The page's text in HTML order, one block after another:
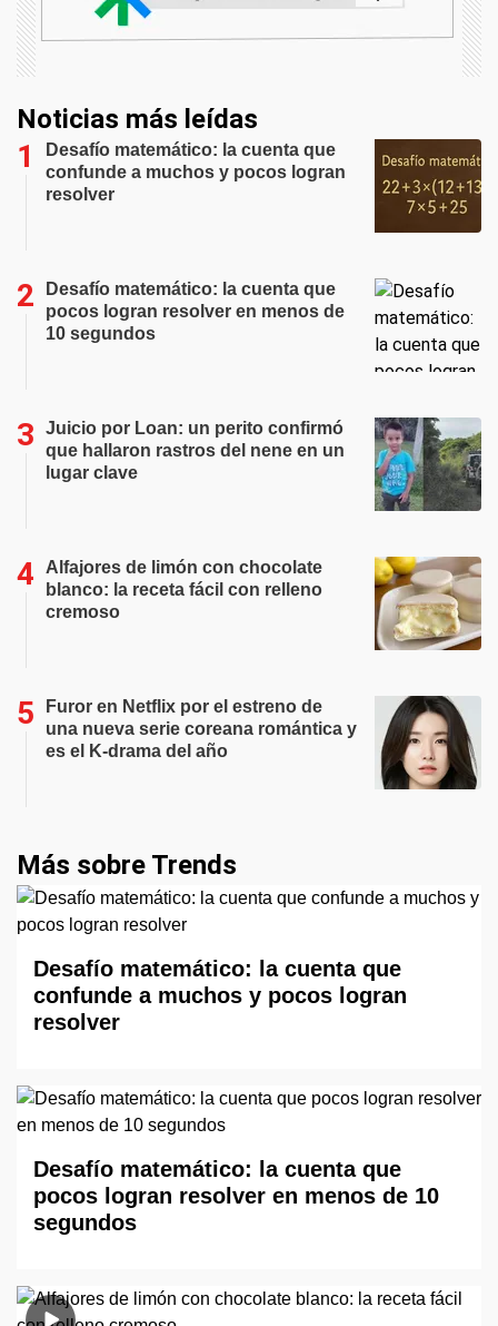
Noticias más leídas
Desafío matemático: la cuenta que
confunde a muchos y pocos logran
resolver
Desafío matemático: la cuenta que
pocos logran resolver en menos de
10 segundos
Juicio por Loan: un perito confirmó
que hallaron rastros del nene en un
lugar clave
Alfajores de limón con chocolate
blanco: la receta fácil con relleno
cremoso
Furor en Netflix por el estreno de
una nueva serie coreana romántica y
es el K-drama del año
Más sobre Trends
Desafío matemático: la cuenta que
confunde a muchos y pocos logran
resolver
Desafío matemático: la cuenta que
pocos logran resolver en menos de 10
segundos